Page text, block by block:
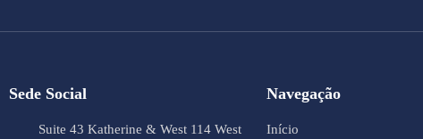
Sede Social
Suite 43 Katherine & West 114 West
Navegação
Início